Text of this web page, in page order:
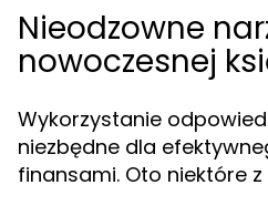
Nieodzowne
nowoczesnej
Wykorzystanie
niezbędne dla
finansami. Oto niektóre z